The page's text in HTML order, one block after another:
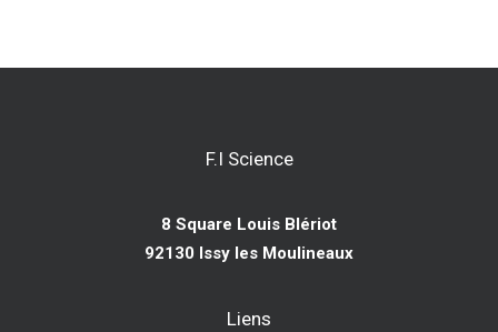
F.I Science
8 Square Louis Blériot
92130 Issy les Moulineaux
Liens